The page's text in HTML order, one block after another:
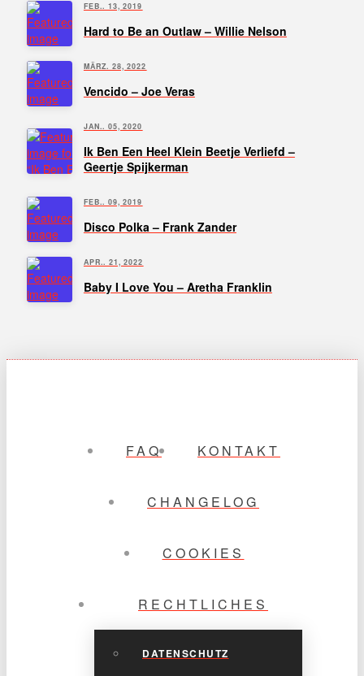
FEB.. 13, 2019
Hard to Be an Outlaw – Willie Nelson
MÄRZ. 28, 2022
Vencido – Joe Veras
JAN.. 05, 2020
Ik Ben Een Heel Klein Beetje Verliefd –
Geertje Spijkerman
FEB.. 09, 2019
Disco Polka – Frank Zander
APR.. 21, 2022
Baby I Love You – Aretha Franklin
FAQ KONTAKT
CHANGELOG
COOKIES
RECHTLICHES
DATENSCHUTZ